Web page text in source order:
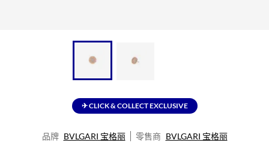
✈ CLICK & COLLECT EXCLUSIVE
品牌 BVLGARI 宝格丽 零售商 BVLGARI 宝格丽